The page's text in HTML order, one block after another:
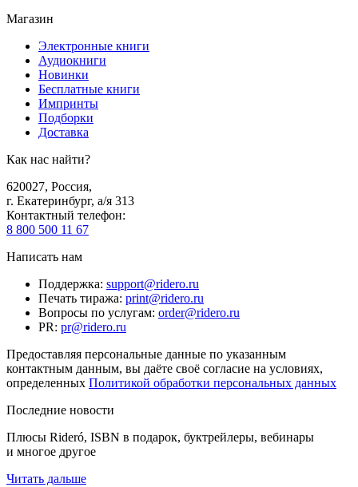
Магазин
Электронные книги
Аудиокниги
Новинки
Бесплатные книги
Импринты
Подборки
Доставка
Как нас найти?
620027, Россия,
г. Екатеринбург, а/я 313
Контактный телефон:
8 800 500 11 67
Написать нам
Поддержка: support@ridero.ru
Печать тиража: print@ridero.ru
Вопросы по услугам: order@ridero.ru
PR: pr@ridero.ru
Предоставляя персональные данные по указанным
контактным данным, вы даёте своё согласие на условиях,
определенных Политикой обработки персональных данных
Последние новости
Плюсы Rideró, ISBN в подарок, буктрейлеры, вебинары
и многое другое
Читать дальше